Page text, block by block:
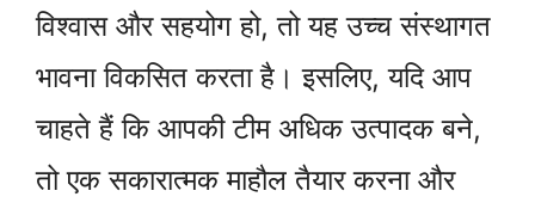
विश्वास और सहयोग हो, तो यह उच्च संस्थागत
भावना विकसित करता है। इसलिए, यदि आप
चाहते हैं कि आपकी टीम अधिक उत्पादक बने,
तो एक सकारात्मक माहौल तैयार करना और